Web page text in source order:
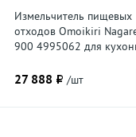
Измельчитель пищевых
отходов Omoikiri
900 4995062 для
27 888 ₽ /шт